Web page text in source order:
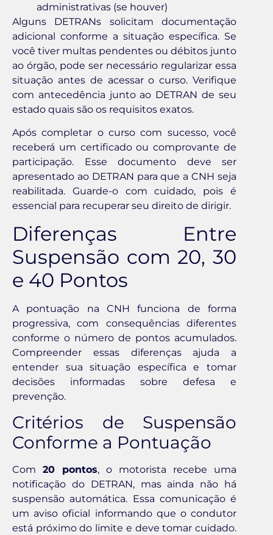
administrativas (se houver)
Alguns DETRANs solicitam documentação
adicional conforme a situação específica. Se
você tiver multas pendentes ou débitos junto
ao órgão, pode ser necessário regularizar essa
situação antes de acessar o curso. Verifique
com antecedência junto ao DETRAN de seu
estado quais são os requisitos exatos.
Após completar o curso com sucesso, você
receberá um certificado ou comprovante de
participação. Esse documento deve ser
apresentado ao DETRAN para que a CNH seja
reabilitada. Guarde-o com cuidado, pois é
essencial para recuperar seu direito de dirigir.
Diferenças Entre
Suspensão com 20, 30
e 40 Pontos
A pontuação na CNH funciona de forma
progressiva, com consequências diferentes
conforme o número de pontos acumulados.
Compreender essas diferenças ajuda a
entender sua situação específica e tomar
decisões informadas sobre defesa e
prevenção.
Critérios de Suspensão
Conforme a Pontuação
Com 20 pontos, o motorista recebe uma
notificação do DETRAN, mas ainda não há
suspensão automática. Essa comunicação é
um aviso oficial informando que o condutor
está próximo do limite e deve tomar cuidado.